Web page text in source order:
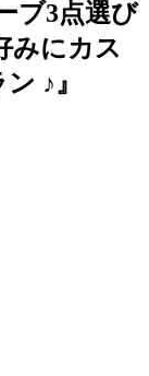
ブ3点選び
みにカス
♪』